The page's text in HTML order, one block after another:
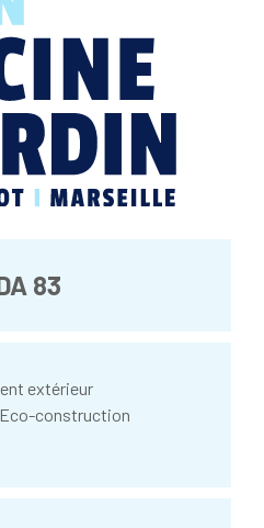
83
extérieur
Eco-construction